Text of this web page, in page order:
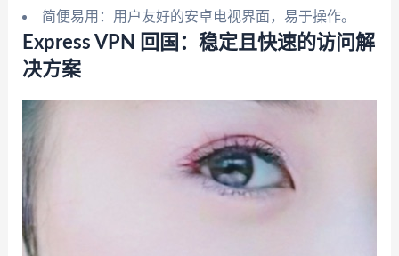
简便易用：用户友好的安卓电视界面，易于操作。
Express VPN 回国：稳定且快速的访问解
决方案